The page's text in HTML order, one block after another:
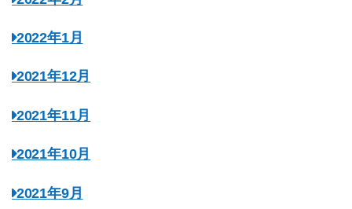
2022年1月
2021年12月
2021年11月
2021年10月
2021年9月